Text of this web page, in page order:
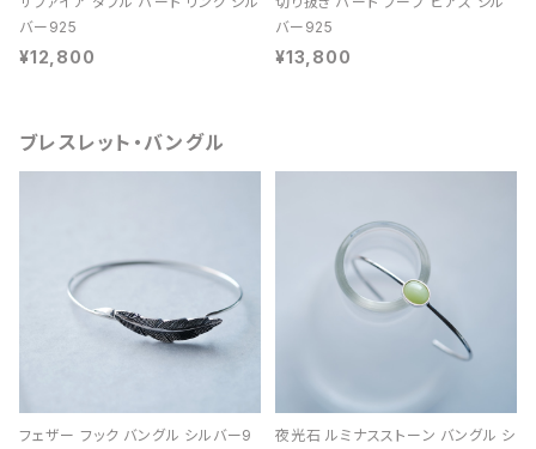
バー925
¥12,800
バー925
¥13,800
ブレスレット・バングル
フェザー フック バングル シルバー9
夜光石 ルミナスストーン バングル シ